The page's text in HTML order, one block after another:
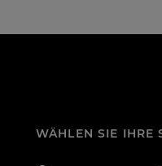
WÄHLEN SIE IHRE